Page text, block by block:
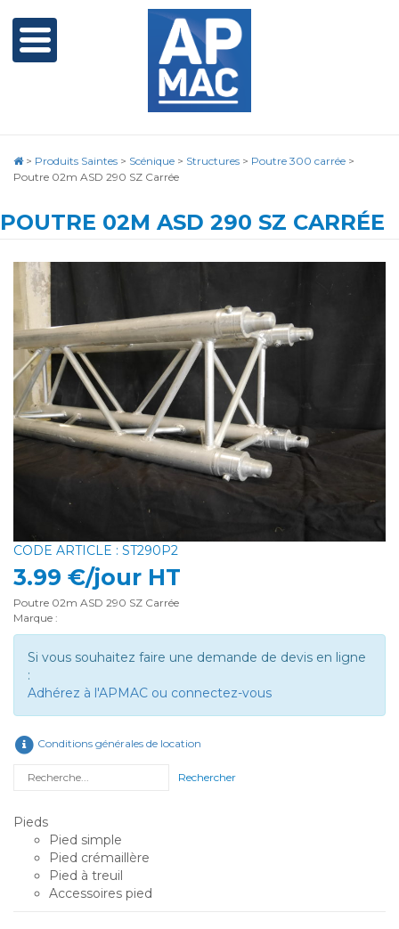
> Produits Saintes > Scénique > Structures > Poutre 300 carrée >
Poutre 02m ASD 290 SZ Carrée
POUTRE 02M ASD 290 SZ CARRÉE
CODE ARTICLE : ST290P2
3.99 €/jour HT
Poutre 02m ASD 290 SZ Carrée
Marque :
Si vous souhaitez faire une demande de devis en ligne
:
Adhérez à l'APMAC ou connectez-vous
Conditions générales de location
Rechercher
Pieds
Pied simple
Pied crémaillère
Pied à treuil
Accessoires pied